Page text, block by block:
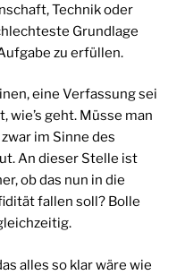
Technik oder
Grundlage
zu erfüllen.
eine Verfassung sei
wie’s geht. Müsse man
im Sinne des
An dieser Stelle ist
ob das nun in die
fallen soll? Bolle
alles so klar wäre wie